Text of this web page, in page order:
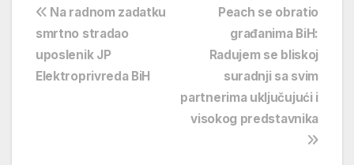
Navigacija
objava
Peach se obratio
građanima BiH:
Radujem se bliskoj
suradnji sa svim
partnerima uključujući i
visokog predstavnika
Na radnom zadatku
smrtno stradao
uposlenik JP
Elektroprivreda BiH